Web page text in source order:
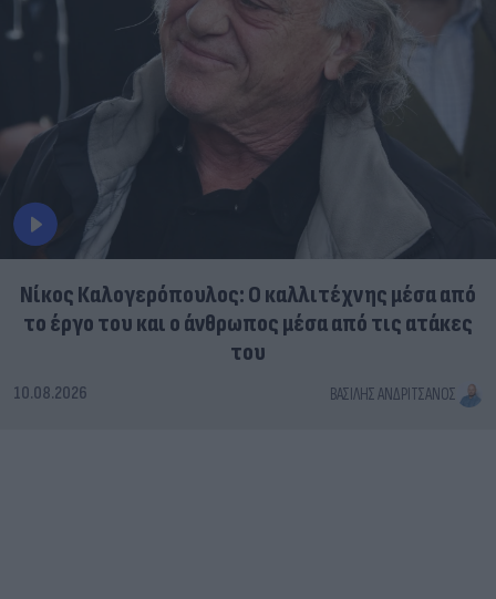
Νίκος Καλογερόπουλος: Ο καλλιτέχνης μέσα από
το έργο του και ο άνθρωπος μέσα από τις ατάκες
του
10.08.2026 ΒΑΣΊΛΗΣ ΑΝΔΡΙΤΣΆΝΟΣ